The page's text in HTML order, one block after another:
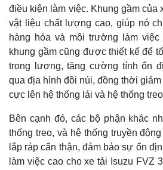
điều kiện làm việc. Khung gầm của
vật liệu chất lượng cao, giúp nó
hàng hóa và môi trường làm việc
khung gầm cũng được thiết kế để
trọng lượng, tăng cường tính ổn
qua địa hình đồi núi, đồng thời
cực lên hệ thống lái và hệ thống
Bên cạnh đó, các bộ phận khác
thống treo, và hệ thống truyền
lắp ráp cẩn thận, đảm bảo sự ổn
làm việc cao cho xe tải Isuzu FVZ